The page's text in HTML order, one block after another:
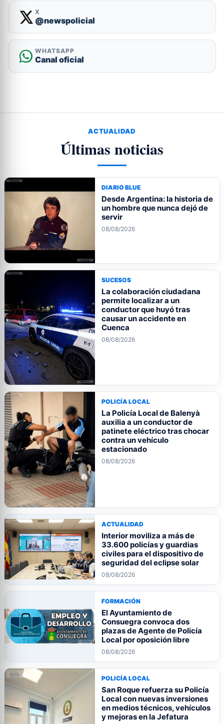
X
@newspolicial
WHATSAPP
Canal oficial
ACTUALIDAD
Últimas noticias
DIARIO BLUE
Desde Argentina: la historia de
un hombre que nunca dejó de
servir
08/08/2026
SUCESOS
La colaboración ciudadana
permite localizar a un
conductor que huyó tras
causar un accidente en
Cuenca
08/08/2026
POLICÍA LOCAL
La Policía Local de Balenyà
auxilia a un conductor de
patinete eléctrico tras chocar
contra un vehículo
estacionado
08/08/2026
ACTUALIDAD
Interior moviliza a más de
33.600 policías y guardias
civiles para el dispositivo de
seguridad del eclipse solar
08/08/2026
FORMACIÓN
El Ayuntamiento de
Consuegra convoca dos
plazas de Agente de Policía
Local por oposición libre
08/08/2026
POLICÍA LOCAL
San Roque refuerza su Policía
Local con nuevas inversiones
en medios técnicos, vehículos
y mejoras en la Jefatura